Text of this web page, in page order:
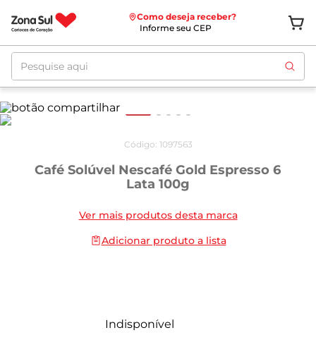
Como deseja receber?
Informe seu CEP
Pesquise aqui
Código: 1097563
Café Solúvel Nescafé Gold Espresso 6
Lata 100g
Ver mais produtos desta marca
Adicionar produto a lista
Indisponível